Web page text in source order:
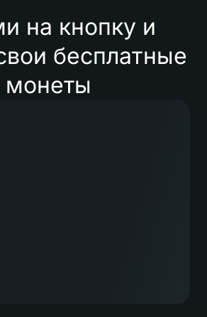
на кнопку и
бесплатные
монеты